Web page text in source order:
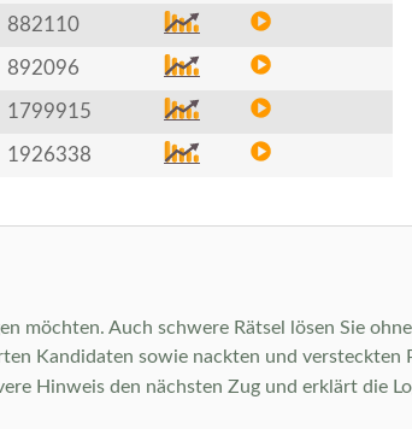
882110
892096
1799915
1926338
möchten. Auch schwere Rätsel lösen Sie
Kandidaten sowie nackten und versteckten
Hinweis den nächsten Zug und erklärt die